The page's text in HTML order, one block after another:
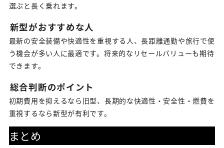
選ぶと長く乗れます。
新型がおすすめな人
最新の安全装備や快適性を重視する人、長距離通勤や旅行で使
う機会が多い人に最適です。将来的なリセールバリューも期待
できます。
総合判断のポイント
初期費用を抑えるなら旧型、長期的な快適性・安全性・燃費を
重視するなら新型が有利です。
まとめ